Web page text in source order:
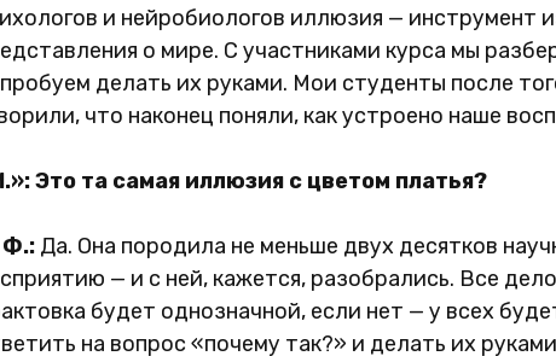
и нейробиологов иллюзия — инструмент
о мире. С участниками курса мы
делать их руками. Мои студенты после
что наконец поняли, как устроено наше
Это та самая иллюзия с цветом платья?
Ф.: Да. Она породила не меньше двух десятков
— и с ней, кажется, разобрались. Все
будет однозначной, если нет — у всех
на вопрос «почему так?» и делать их